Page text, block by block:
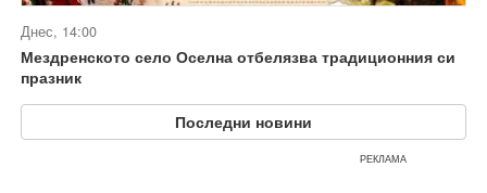
Днес, 14:00
Мездренското село Оселна отбелязва традиционния си
празник
Последни новини
РЕКЛАМА